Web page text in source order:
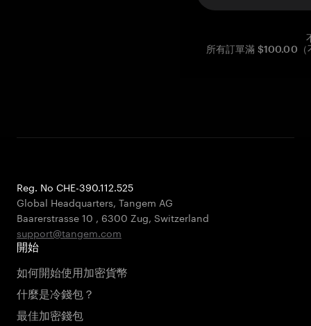
所有訂單滿 $100.00（
Reg. No CHE-390.112.525
Global Headquarters, Tangem AG
Baarerstrasse 10 , 6300 Zug, Switzerland
support@tangem.com
開始
如何開始使用加密貨幣
什麼是冷錢包？
最佳加密錢包